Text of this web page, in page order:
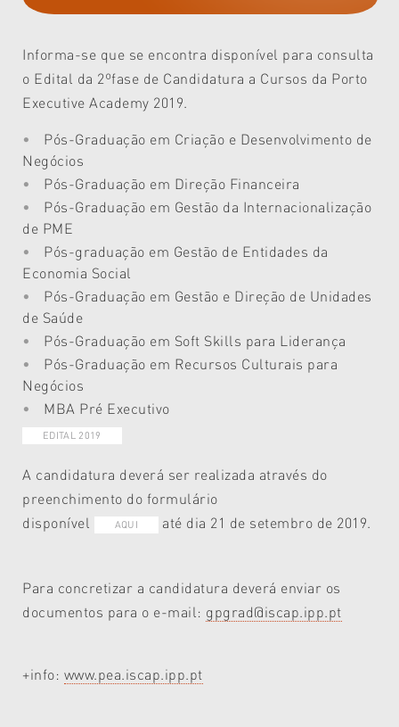
Informa-se que se encontra disponível para consulta
o Edital da 2ºfase de Candidatura a Cursos da Porto
Executive Academy 2019.
Pós-Graduação em Criação e Desenvolvimento de
Negócios
Pós-Graduação em Direção Financeira
Pós-Graduação em Gestão da Internacionalização
de PME
Pós-graduação em Gestão de Entidades da
Economia Social
Pós-Graduação em Gestão e Direção de Unidades
de Saúde
Pós-Graduação em Soft Skills para Liderança
Pós-Graduação em Recursos Culturais para
Negócios
MBA Pré Executivo
EDITAL 2019
A candidatura deverá ser realizada através do
preenchimento do formulário
disponível
AQUI até dia 21 de setembro de 2019.
Para concretizar a candidatura deverá enviar os
documentos para o e-mail: gpgrad@iscap.ipp.pt
+info: www.pea.iscap.ipp.pt